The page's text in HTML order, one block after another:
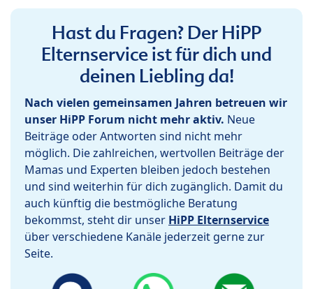
Hast du Fragen? Der HiPP
Elternservice ist für dich und
deinen Liebling da!
Nach vielen gemeinsamen Jahren betreuen wir
unser HiPP Forum nicht mehr aktiv. Neue
Beiträge oder Antworten sind nicht mehr
möglich. Die zahlreichen, wertvollen Beiträge der
Mamas und Experten bleiben jedoch bestehen
und sind weiterhin für dich zugänglich. Damit du
auch künftig die bestmögliche Beratung
bekommst, steht dir unser HiPP Elternservice
über verschiedene Kanäle jederzeit gerne zur
Seite.